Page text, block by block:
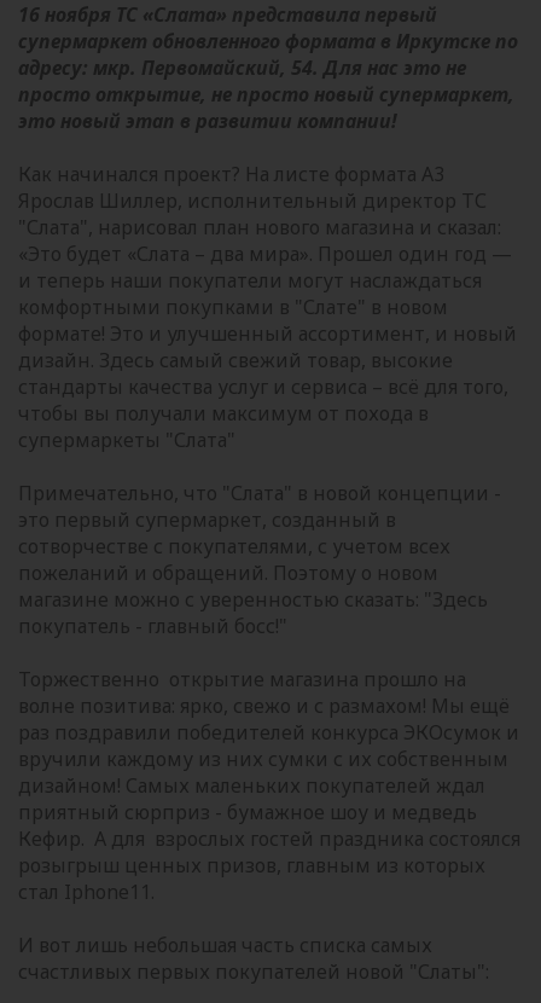
16 ноября ТС «Слата» представила первый
супермаркет обновленного формата в Иркутске по
адресу: мкр. Первомайский, 54. Для нас это не
просто открытие, не просто новый супермаркет,
это новый этап в развитии компании!
Как начинался проект? На листе формата A3
Ярослав Шиллер, исполнительный директор ТС
"Слата", нарисовал план нового магазина и сказал:
«Это будет «Слата – два мира». Прошел один год —
и теперь наши покупатели могут наслаждаться
комфортными покупками в "Слате" в новом
формате! Это и улучшенный ассортимент, и новый
дизайн. Здесь самый свежий товар, высокие
стандарты качества услуг и сервиса – всё для того,
чтобы вы получали максимум от похода в
супермаркеты "Слата"
Примечательно, что "Слата" в новой концепции -
это первый супермаркет, созданный в
сотворчестве с покупателями, с учетом всех
пожеланий и обращений. Поэтому о новом
магазине можно с уверенностью сказать: "Здесь
покупатель - главный босс!"
Торжественно открытие магазина прошло на
волне позитива: ярко, свежо и с размахом! Мы ещё
раз поздравили победителей конкурса ЭКОсумок и
вручили каждому из них сумки с их собственным
дизайном! Самых маленьких покупателей ждал
приятный сюрприз - бумажное шоу и медведь
Кефир. А для взрослых гостей праздника состоялся
розыгрыш ценных призов, главным из которых
стал Iphone11.
И вот лишь небольшая часть списка самых
счастливых первых покупателей новой "Слаты":